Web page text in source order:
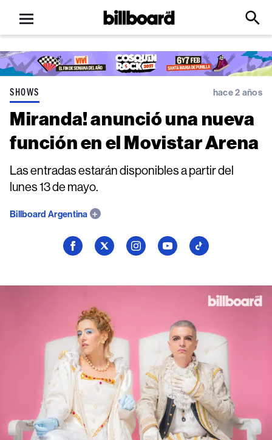
Open
menu
Billboard
Click
Input
SHOWS hace 2 años
Miranda! anunció una nueva
función en el Movistar Arena
Las entradas estarán disponibles a partir del
lunes 13 de mayo.
Billboard Argentina
Seguí
en
Seguí
en
Seguí
en
Seguí
en
Seguí
en
TikTok